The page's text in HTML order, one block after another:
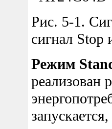
Рис. 5-1.
сигнал
Режим
реализован